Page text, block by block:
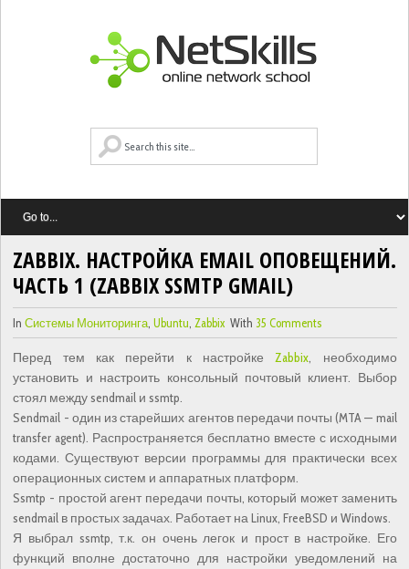
ZABBIX. НАСТРОЙКА EMAIL ОПОВЕЩЕНИЙ.
ЧАСТЬ 1 (ZABBIX SSMTP GMAIL)
InСистемы Мониторинга,Ubuntu,Zabbix With35 Comments
Перед тем как перейти к настройкеZabbix, необходимо
установить и настроить консольный почтовый клиент. Выбор
стоял между sendmail и ssmtp.
Sendmail - один из старейших агентов передачи почты (MTA — mail
transfer agent). Распространяется бесплатно вместе с исходными
кодами. Существуют версии программы для практически всех
операционных систем и аппаратных платформ.
Ssmtp - простой агент передачи почты, который может заменить
sendmail в простых задачах. Работает на Linux, FreeBSD и Windows.
Я выбрал ssmtp, т.к. он очень легок и прост в настройке. Его
функций вполне достаточно для настройки уведомлений на